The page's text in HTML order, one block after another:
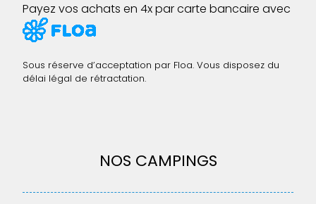
Payez vos achats en 4x par carte bancaire avec
Sous réserve d’acceptation par Floa. Vous disposez du
délai légal de rétractation.
NOS CAMPINGS